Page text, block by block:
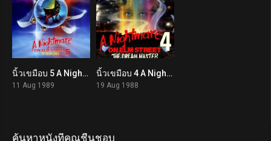
5.2นิ้วเขมือบ 5 A Nightmare on Elm Street: The Dream Child (1989)
11 Aug 1989
5.7นิ้วเขมือบ 4 A Nightmare on Elm Street 4: The Dream Master (1988)
19 Aug 1988
ค้นหาหนังที่คุณชื่นชอบ